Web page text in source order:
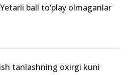
ball to‘play olmaganlar
tanlashning oxirgi kuni